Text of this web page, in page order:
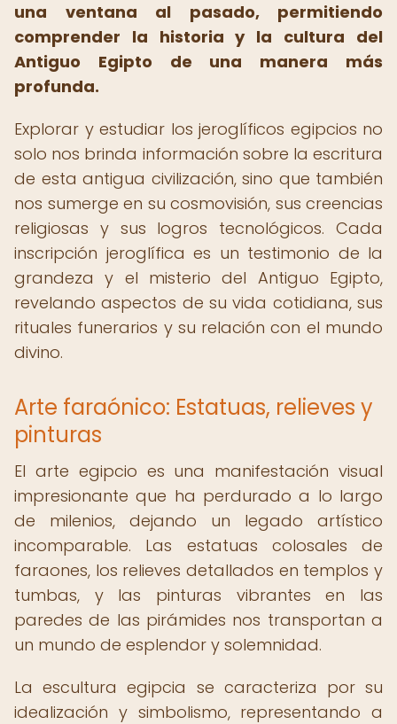
una ventana al pasado, permitiendo
comprender la historia y la cultura del
Antiguo Egipto de una manera más
profunda.
Explorar y estudiar los jeroglíficos egipcios no
solo nos brinda información sobre la escritura
de esta antigua civilización, sino que también
nos sumerge en su cosmovisión, sus creencias
religiosas y sus logros tecnológicos. Cada
inscripción jeroglífica es un testimonio de la
grandeza y el misterio del Antiguo Egipto,
revelando aspectos de su vida cotidiana, sus
rituales funerarios y su relación con el mundo
divino.
Arte faraónico: Estatuas, relieves y
pinturas
El arte egipcio es una manifestación visual
impresionante que ha perdurado a lo largo
de milenios, dejando un legado artístico
incomparable. Las estatuas colosales de
faraones, los relieves detallados en templos y
tumbas, y las pinturas vibrantes en las
paredes de las pirámides nos transportan a
un mundo de esplendor y solemnidad.
La escultura egipcia se caracteriza por su
idealización y simbolismo, representando a